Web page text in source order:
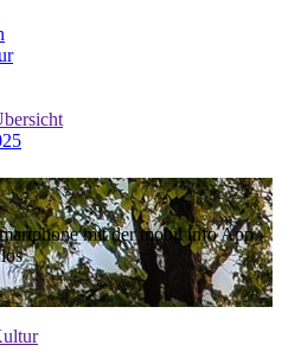
mit der mobil info App -